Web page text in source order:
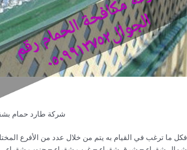
شركة طارد حمام
فكل ما ترغب في القيام به يتم من خلال عدد من الأفرع